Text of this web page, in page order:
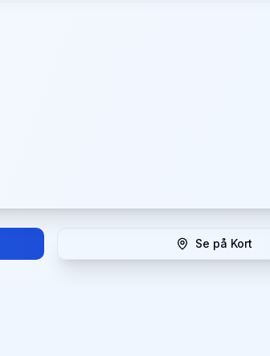
Se på Kort